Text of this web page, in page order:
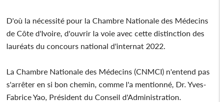
D'où la nécessité pour la Chambre Nationale des Médecins
de Côte d'Ivoire, d'ouvrir la voie avec cette distinction des
lauréats du concours national d'internat 2022.
La Chambre Nationale des Médecins (CNMCI) n'entend pas
s'arrêter en si bon chemin, comme l'a mentionné, Dr. Yves-
Fabrice Yao, Président du Conseil d'Administration.